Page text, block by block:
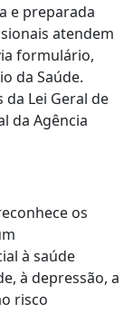
e preparada
atendem
formulário,
da Saúde.
Lei Geral de
da Agência
os
à saúde
à depressão, a
risco